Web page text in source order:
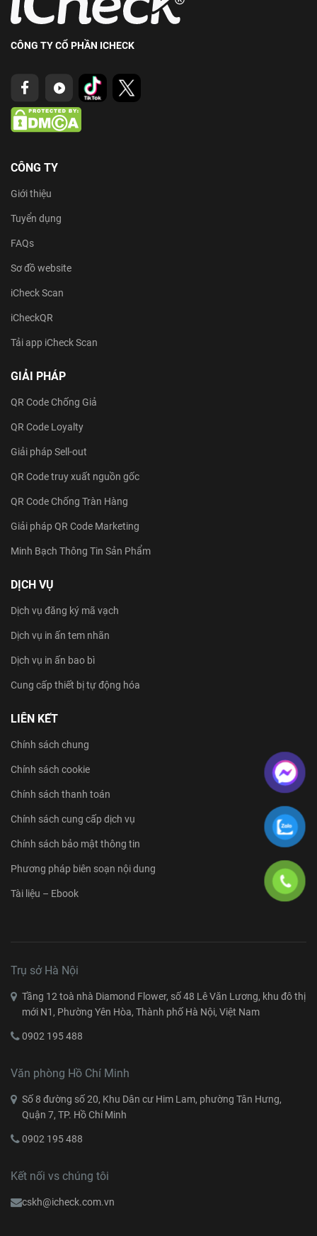
CÔNG TY CỔ PHẦN ICHECK
CÔNG TY
Giới thiệu
Tuyển dụng
FAQs
Sơ đồ website
iCheck Scan
iCheckQR
Tải app iCheck Scan
GIẢI PHÁP
QR Code Chống Giả
QR Code Loyalty
Giải pháp Sell-out
QR Code truy xuất nguồn gốc
QR Code Chống Tràn Hàng
Giải pháp QR Code Marketing
Minh Bạch Thông Tin Sản Phẩm
DỊCH VỤ
Dịch vụ đăng ký mã vạch
Dịch vụ in ấn tem nhãn
Dịch vụ in ấn bao bì
Cung cấp thiết bị tự động hóa
LIÊN KẾT
Chính sách chung
Chính sách cookie
Chính sách thanh toán
Chính sách cung cấp dịch vụ
Chính sách bảo mật thông tin
Phương pháp biên soạn nội dung
Tài liệu – Ebook
Trụ sở Hà Nội
Tầng 12 toà nhà Diamond Flower, số 48 Lê Văn Lương, khu đô thị
mới N1, Phường Yên Hòa, Thành phố Hà Nội, Việt Nam
0902 195 488
Văn phòng Hồ Chí Minh
Số 8 đường số 20, Khu Dân cư Him Lam, phường Tân Hưng,
Quận 7, TP. Hồ Chí Minh
0902 195 488
Kết nối vs chúng tôi
cskh@icheck.com.vn